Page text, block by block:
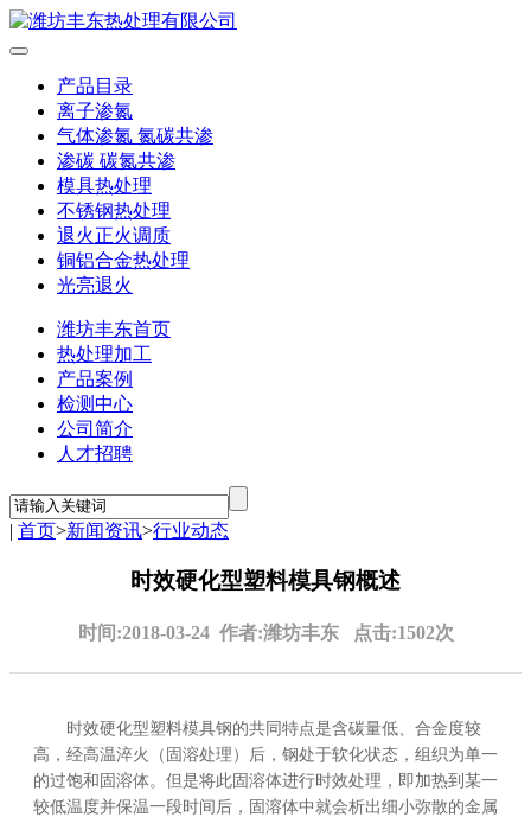
产品目录
离子渗氮
气体渗氮 氮碳共渗
渗碳 碳氮共渗
模具热处理
不锈钢热处理
退火正火调质
铜铝合金热处理
光亮退火
潍坊丰东首页
热处理加工
产品案例
检测中心
公司简介
人才招聘
| 首页>新闻资讯>行业动态
时效硬化型塑料模具钢概述
时间:2018-03-24 作者:潍坊丰东 点击:1502次
时效硬化型塑料模具钢的共同特点是含碳量低、合金度较
高，经高温淬火（ 固溶处理）后 ，钢处于软化状态，组织为单一
的过饱和固溶体。但是将此固溶体进行时效处理，即加热到某一
较低温度并保温一段时间后，固溶体中就会析出细小弥散的金属